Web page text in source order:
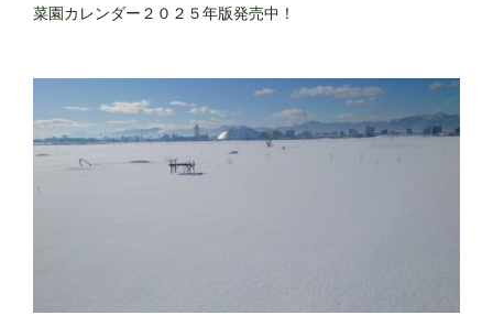
菜園カレンダー２０２５年版発売中！